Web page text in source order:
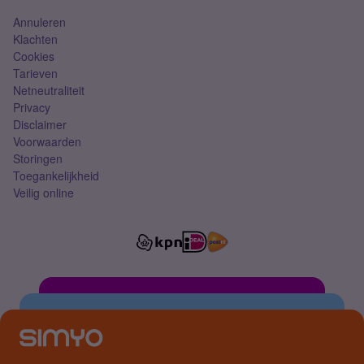
Annuleren
Klachten
Cookies
Tarieven
Netneutraliteit
Privacy
Disclaimer
Voorwaarden
Storingen
Toegankelijkheid
Veilig online